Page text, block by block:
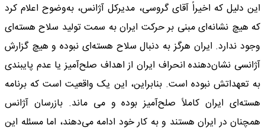
این دلیل که اخیراً آقای گروسی، مدیرکل آژانس، به‌وضوح اعلام کرد
که هیچ نشانه‌ای مبنی بر حرکت ایران به سمت تولید سلاح هسته‌ای
وجود ندارد. ایران هرگز به دنبال سلاح هسته‌ای نبوده و هیچ گزارش
آژانسی نشان‌دهنده انحراف ایران از اهداف صلح‌آمیز یا عدم پایبندی
به تعهداتش نبوده است. بنابراین، این یک واقعیت است که برنامه
هسته‌ای ایران کاملاً صلح‌آمیز بوده و می ماند. بازرسان آژانس
همچنان در ایران هستند و به کار خود ادامه می‌دهند، اما مسئله این